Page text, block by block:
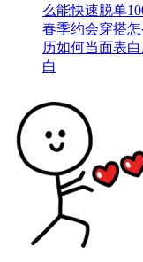
么能快速脱单
春季约会穿搭
历如何当面表白
白